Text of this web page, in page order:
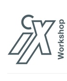
Haupt-
Inhalt
springen